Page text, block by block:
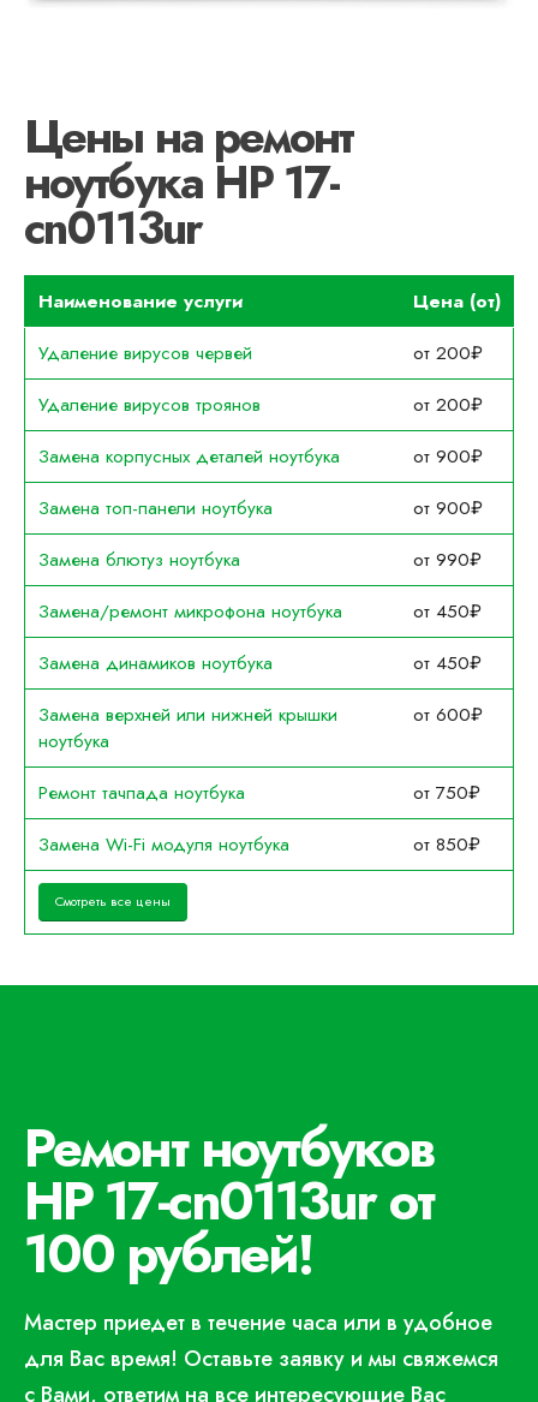
Цены на ремонт
ноутбука HP 17-
cn0113ur
Наименование услуги
Цена (от)
Удаление вирусов червей
от 200₽
Удаление вирусов троянов
от 200₽
Замена корпусных деталей ноутбука
от 900₽
Замена топ-панели ноутбука
от 900₽
Замена блютуз ноутбука
от 990₽
Замена/ремонт микрофона ноутбука
от 450₽
Замена динамиков ноутбука
от 450₽
Замена верхней или нижней крышки
ноутбука
от 600₽
Ремонт тачпада ноутбука
от 750₽
Замена Wi-Fi модуля ноутбука
от 850₽
Смотреть все цены
Ремонт ноутбуков
HP 17-cn0113ur от
100 рублей!
Мастер приедет в течение часа или в удобное
для Вас время! Оставьте заявку и мы свяжемся
с Вами, ответим на все интересующие Вас